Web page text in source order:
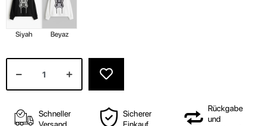
Siyah Beyaz
Schneller
Versand
Sicherer
Einkauf
Rückgabe
und